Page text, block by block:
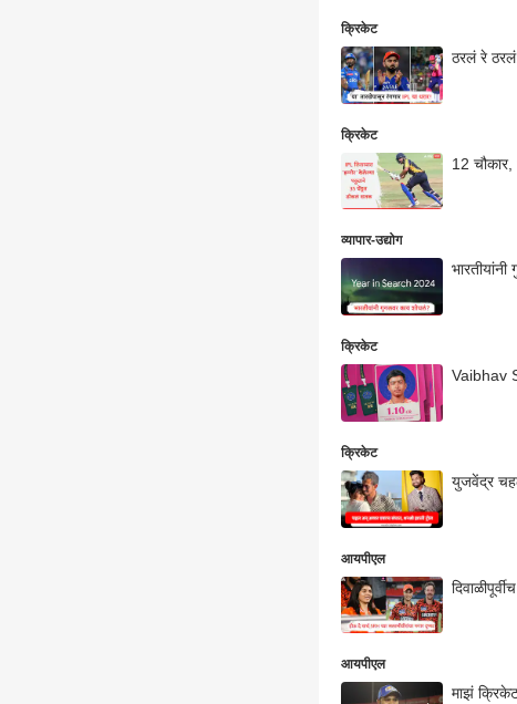
क्रिकेट
ठरलं रे
क्रिकेट
12
व्यापार-उद्योग
क्रिकेट
Vaibhav
क्रिकेट
युजवेंद्र
आयपीएल
आयपीएल
माझं